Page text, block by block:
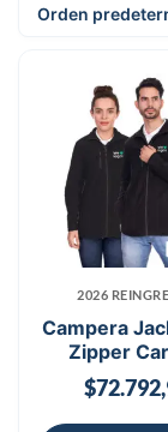
2026
Campera
Zipper
$